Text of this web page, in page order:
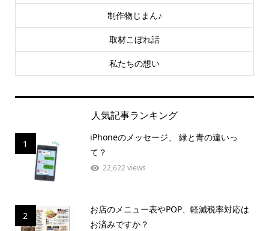
制作物じまん♪
取材こぼれ話
私たちの想い
人気記事ランキング
1
iPhoneのメッセージ、 緑と青の違いっ
て？
22,622 views
2
お店のメニュー表やPOP、軽減税率対応は
お済みですか？